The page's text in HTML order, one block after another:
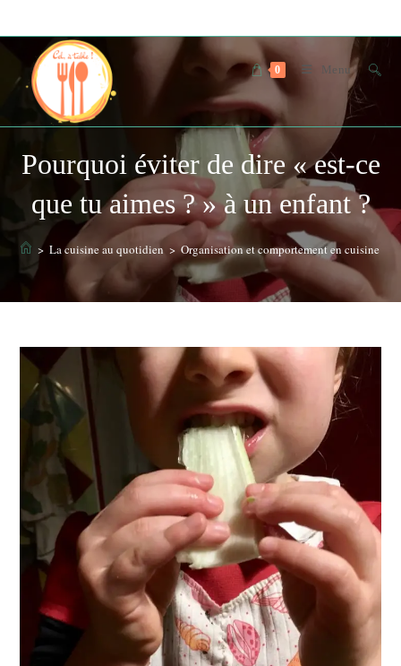
to
0 Menu
Pourquoi éviter de dire « est-ce
que tu aimes ? » à un enfant ?
> La cuisine au quotidien > Organisation et comportement en cuisine et